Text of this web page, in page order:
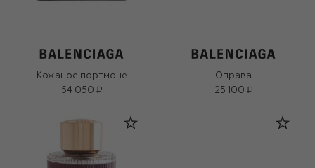
Кожаное портмоне
54 050 ₽
Оправа
25 100 ₽